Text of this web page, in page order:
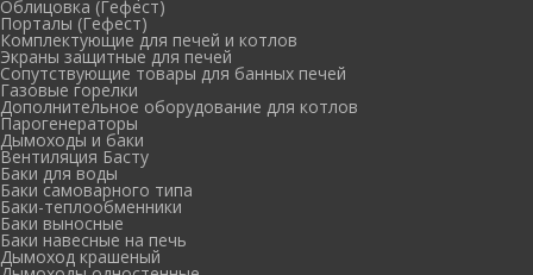
Облицовка (Гефест)
Порталы (Гефест)
Комплектующие для печей и котлов
Экраны защитные для печей
Сопутствующие товары для банных печей
Газовые горелки
Дополнительное оборудование для котлов
Парогенераторы
Дымоходы и баки
Вентиляция Басту
Баки для воды
Баки самоварного типа
Баки-теплообменники
Баки выносные
Баки навесные на печь
Дымоход крашеный